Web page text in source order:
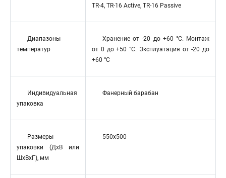
TR-4, TR-16 Active, TR-16 Passive
Диапазоны
температур
Хранение от -20 до +60 °C. Монтаж
от 0 до +50 °C. Эксплуатация от -20 до
+60 °C
Индивидуальная
упаковка
Фанерный барабан
Размеры
упаковки (ДхВ или
ШхВхГ), мм
550x500